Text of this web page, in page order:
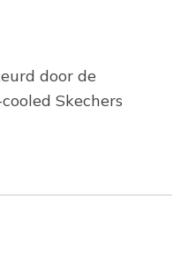
door de
Skechers